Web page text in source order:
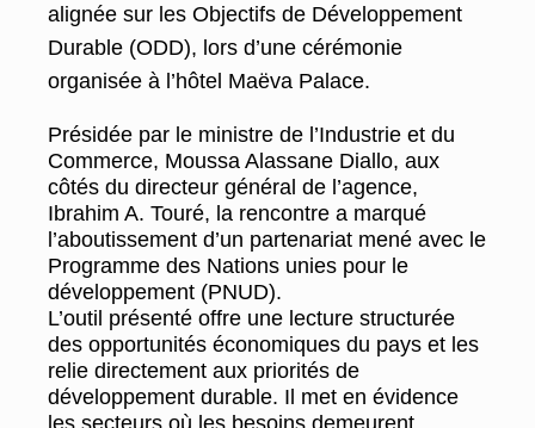
alignée sur les Objectifs de Développement
Durable (ODD), lors d’une cérémonie
organisée à l’hôtel Maëva Palace.
Présidée par le ministre de l’Industrie et du
Commerce, Moussa Alassane Diallo, aux
côtés du directeur général de l’agence,
Ibrahim A. Touré, la rencontre a marqué
l’aboutissement d’un partenariat mené avec le
Programme des Nations unies pour le
développement (PNUD).
L’outil présenté offre une lecture structurée
des opportunités économiques du pays et les
relie directement aux priorités de
développement durable. Il met en évidence
les secteurs où les besoins demeurent